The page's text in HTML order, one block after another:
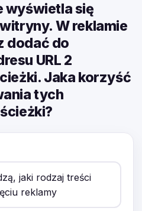
wyświetla się
W reklamie
dodać do
URL 2
Jaka korzyść
tych
jaki rodzaj treści
reklamy